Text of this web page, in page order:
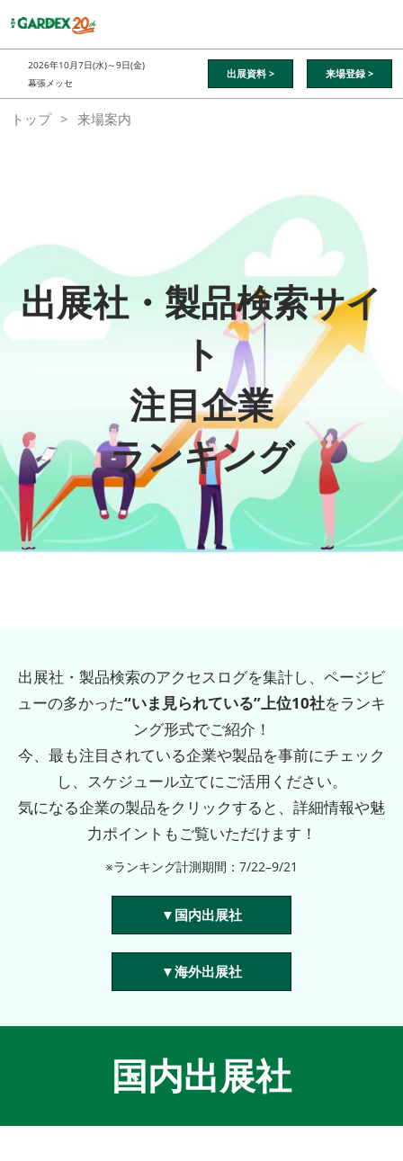
キ
ッ
し
て
2026年10月7日(水)～9日(金)
幕張メッセ
出展資料 > 来場登録 >
トップ 来場案内
出展社・製品検索サイ
ト
注目企業
ランキング
出展社・製品検索のアクセスログを集計し、ページビ
ューの多かった“いま見られている”上位10社をランキ
ング形式でご紹介！
今、最も注目されている企業や製品を事前にチェック
し、スケジュール立てにご活用ください。
気になる企業の製品をクリックすると、詳細情報や魅
力ポイントもご覧いただけます！
※ランキング計測期間：7/22–9/21
▼国内出展社
▼海外出展社
国内出展社